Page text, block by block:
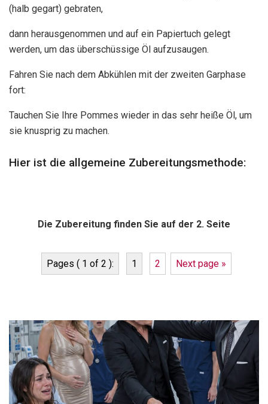
(halb gegart) gebraten,
dann herausgenommen und auf ein Papiertuch gelegt
werden, um das überschüssige Öl aufzusaugen.
Fahren Sie nach dem Abkühlen mit der zweiten Garphase
fort:
Tauchen Sie Ihre Pommes wieder in das sehr heiße Öl, um
sie knusprig zu machen.
Hier ist die allgemeine Zubereitungsmethode:
Die Zubereitung finden Sie auf der 2. Seite
Pages ( 1 of 2 ): 1 2 Next page »